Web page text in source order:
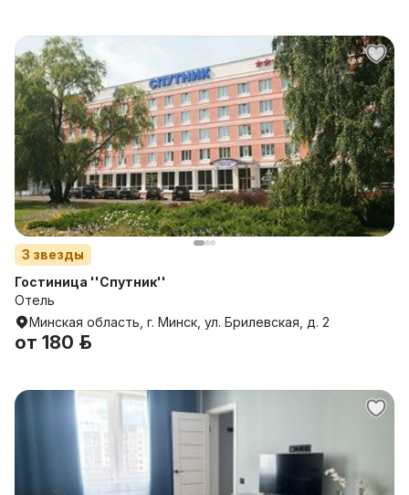
3 звезды
Гостиница ''Спутник''
Отель
Минская область, г. Минск, ул. Брилевская, д. 2
от 180 р.